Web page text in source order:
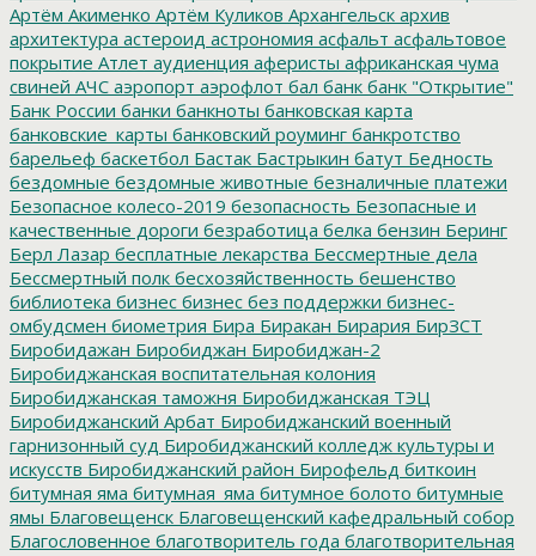
Артём Акименко Артём Куликов Архангельск архив
архитектура астероид астрономия асфальт асфальтовое
покрытие Атлет аудиенция аферисты африканская чума
свиней АЧС аэропорт аэрофлот бал банк банк "Открытие"
Банк России банки банкноты банковская карта
банковские_карты банковский роуминг банкротство
барельеф баскетбол Бастак Бастрыкин батут Бедность
бездомные бездомные животные безналичные платежи
Безопасное колесо-2019 безопасность Безопасные и
качественные дороги безработица белка бензин Беринг
Берл Лазар бесплатные лекарства Бессмертные дела
Бессмертный полк бесхозяйственность бешенство
библиотека бизнес бизнес без поддержки бизнес-
омбудсмен биометрия Бира Биракан Бирария БирЗСТ
Биробидажан Биробиджан Биробиджан-2
Биробиджанская воспитательная колония
Биробиджанская таможня Биробиджанская ТЭЦ
Биробиджанский Арбат Биробиджанский военный
гарнизонный суд Биробиджанский колледж культуры и
искусств Биробиджанский район Бирофельд биткоин
битумная яма битумная_яма битумное болото битумные
ямы Благовещенск Благовещенский кафедральный собор
Благословенное благотворитель года благотворительная